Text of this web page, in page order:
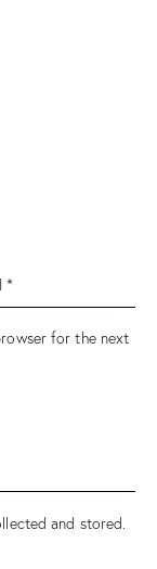
for the next
and stored.